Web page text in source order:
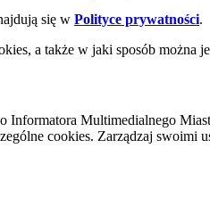
się w Polityce prywatności.
a także w jaki sposób można
Multimedialnego
cookies. Zarządzaj